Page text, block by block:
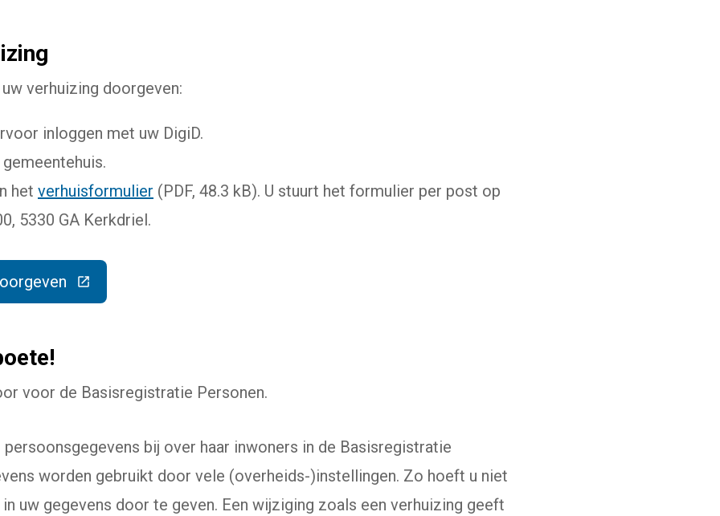
verhuizing doorgeven:
inloggen met uw DigiD.
het verhuisformulier (PDF, 48.3 kB). U stuurt het formulier per post op
5330 GA Kerkdriel.
link gaat naar een externe website)
voor de Basisregistratie Personen.
bij over haar inwoners in de Basisregistratie
worden gebruikt door vele (overheids-)instellingen. Zo hoeft u niet
uw gegevens door te geven. Een wijziging zoals een verhuizing geeft